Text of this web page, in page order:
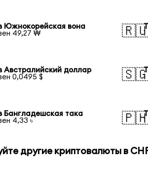
Южнокорейская вона
49,27 ₩
Австралийский доллар
0,0495 $
Бангладешская така
4,33 ৳
другие криптовалюты в